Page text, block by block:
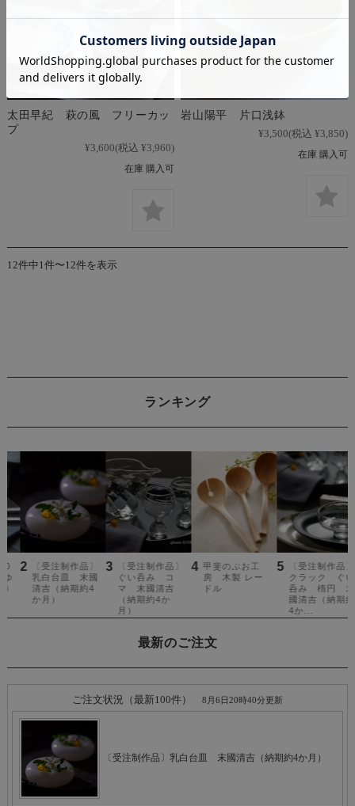
太田早紀 萩の風 フリーカッ
プ
¥3,600(税込 ¥3,960)
在庫 購入可
岩山陽平 片口浅鉢
¥3,500(税込 ¥3,850)
在庫 購入可
12件中1件〜12件を表示
ランキング
最新のご注文